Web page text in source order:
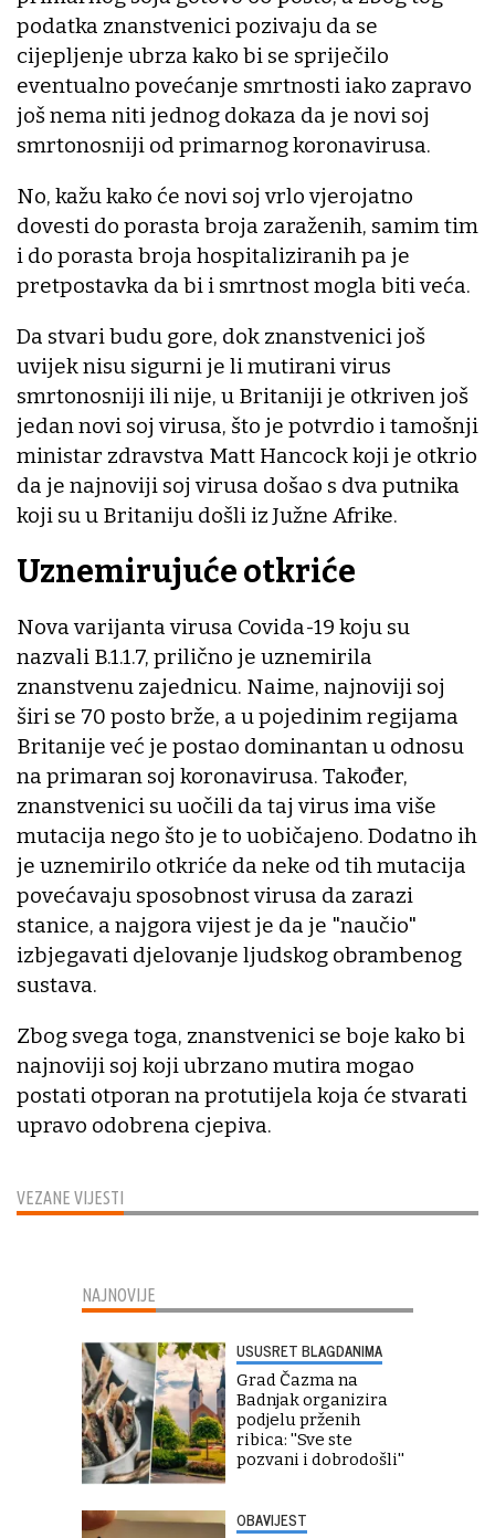
VEZANE VIJESTI
podatka znanstvenici pozivaju da se
cijepljenje ubrza kako bi se spriječilo
eventualno povećanje smrtnosti iako zapravo
još nema niti jednog dokaza da je novi soj
smrtonosniji od primarnog koronavirusa.
No, kažu kako će novi soj vrlo vjerojatno
dovesti do porasta broja zaraženih, samim tim
i do porasta broja hospitaliziranih pa je
pretpostavka da bi i smrtnost mogla biti veća.
Da stvari budu gore, dok znanstvenici još
uvijek nisu sigurni je li mutirani virus
smrtonosniji ili nije, u Britaniji je otkriven još
jedan novi soj virusa, što je potvrdio i tamošnji
ministar zdravstva Matt Hancock koji je otkrio
da je najnoviji soj virusa došao s dva putnika
koji su u Britaniju došli iz Južne Afrike.
Uznemirujuće otkriće
Nova varijanta virusa Covida-19 koju su
nazvali B.1.1.7, prilično je uznemirila
znanstvenu zajednicu. Naime, najnoviji soj
širi se 70 posto brže, a u pojedinim regijama
Britanije već je postao dominantan u odnosu
na primaran soj koronavirusa. Također,
znanstvenici su uočili da taj virus ima više
mutacija nego što je to uobičajeno. Dodatno ih
je uznemirilo otkriće da neke od tih mutacija
povećavaju sposobnost virusa da zarazi
stanice, a najgora vijest je da je "naučio"
izbjegavati djelovanje ljudskog obrambenog
sustava.
Zbog svega toga, znanstvenici se boje kako bi
najnoviji soj koji ubrzano mutira mogao
postati otporan na protutijela koja će stvarati
upravo odobrena cjepiva.
NAJNOVIJE
USUSRET BLAGDANIMA
Grad Čazma na
Badnjak organizira
podjelu prženih
ribica: ''Sve ste
pozvani i dobrodošli''
OBAVIJEST